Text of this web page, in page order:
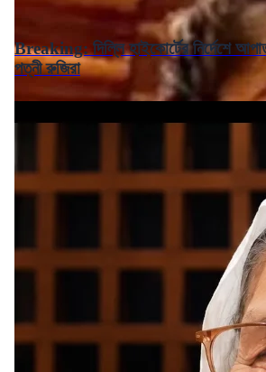
Breaking: দিল্লি হাইকোর্টের নির্দেশে
পত্নী রুজিরা